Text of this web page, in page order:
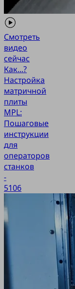
Смотреть
видео
сейчас
Как...?
Настройка
матричной
плиты
MPL:
Пошаговые
инструкции
для
операторов
станков
-
5106